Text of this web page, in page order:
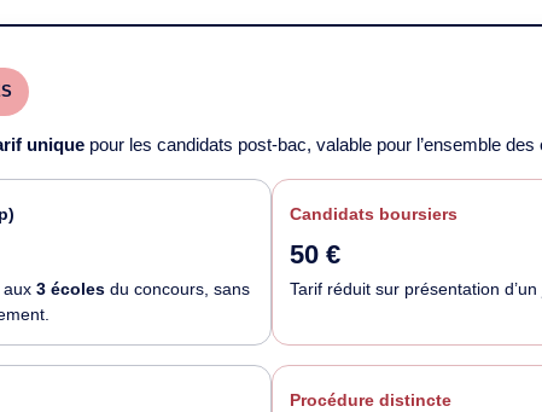
uniquepour les candidats post-bac, valable pour l’ensemble
aux 3 écolesdu concours, sans
Candidats boursiers
50 €
Tarif réduit sur présentation d’un
Procédure distincte